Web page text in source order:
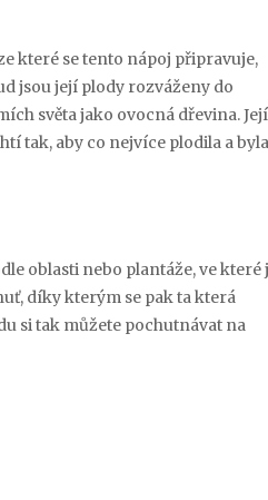
které se tento nápoj připravuje,
jsou její plody rozváženy do
světa jako ovocná dřevina. Její
tak, aby co nejvíce plodila a byla
oblasti nebo plantáže, ve které
díky kterým se pak ta která
si tak můžete pochutnávat na